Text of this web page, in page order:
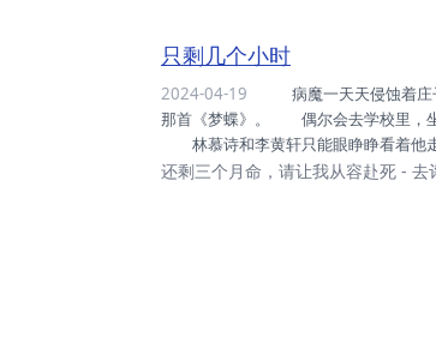
只剩几个小时
2024-04-19
那首《梦蝶》。 偶尔会去学校里，
林慕诗和李黄轩只能眼睁睁看着他
三，庄子昂没来学校。 林慕诗总是
还剩三个月命，请让我从容赴死 - 去